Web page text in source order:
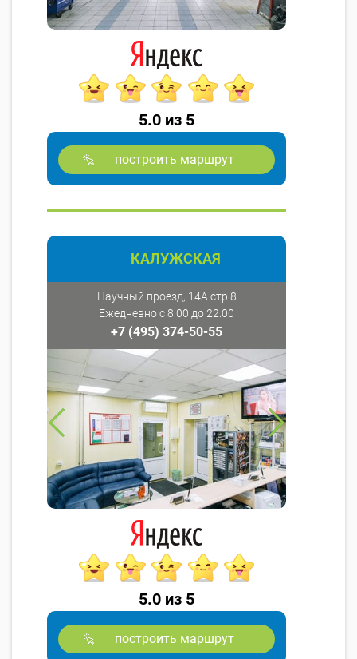
5.0 из 5
построить маршрут
КАЛУЖСКАЯ
Научный проезд, 14А стр.8
Ежедневно с 8:00 до 22:00
+7 (495) 374-50-55
5.0 из 5
построить маршрут